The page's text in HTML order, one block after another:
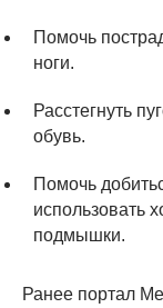
Помочь
ноги.
Расстегнуть
обувь.
Помочь
использовать
подмышки.
Ранее портал